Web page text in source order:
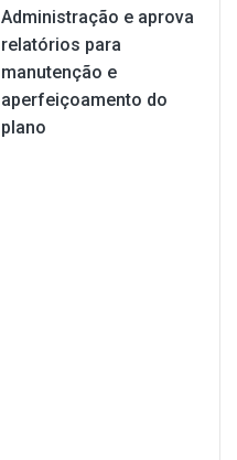
Administração e aprova
relatórios para
manutenção e
aperfeiçoamento do
plano